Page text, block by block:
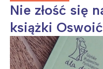
Nie złość się
książki